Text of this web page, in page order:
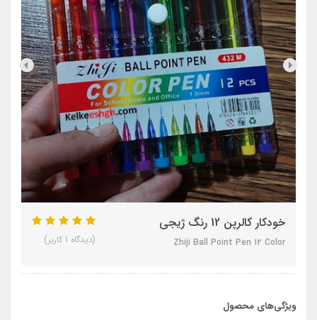
خودکار کالرپن 12 رنگ ژیجی
Zhiji Ball Point Pen 12 Color (دیدگاه 1 کاربر)
ویژگی‌های محصول